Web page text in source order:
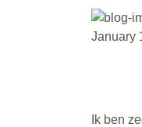
January
Ik ben